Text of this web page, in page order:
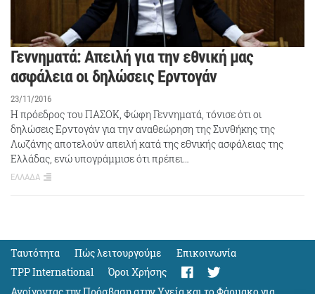
Γεννηματά: Απειλή για την εθνική μας
ασφάλεια οι δηλώσεις Ερντογάν
23/11/2016
Η πρόεδρος του ΠΑΣΟΚ, Φώφη Γεννηματά, τόνισε ότι οι
δηλώσεις Ερντογάν για την αναθεώρηση της Συνθήκης της
Λωζάνης αποτελούν απειλή κατά της εθνικής ασφάλειας της
Ελλάδας, ενώ υπογράμμισε ότι πρέπει…
ΕΛΛΑΔΑ
Ταυτότητα Πώς λειτουργούμε
Eπικοινωνία
TPP International
Όροι Χρήσης